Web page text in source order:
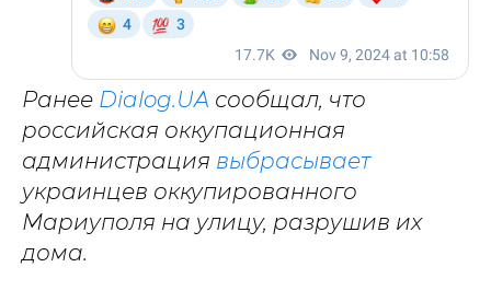
Ранее Dialog.UA сообщал, что
российская оккупационная
администрация выбрасывает
украинцев оккупированного
Мариуполя на улицу, разрушив их
дома.